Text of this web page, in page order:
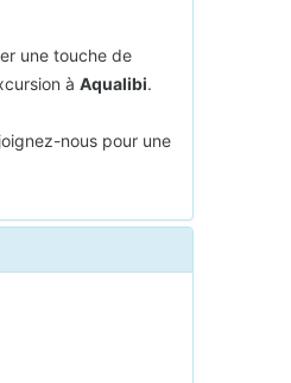
une touche de
àAqualibi.
nous pour une